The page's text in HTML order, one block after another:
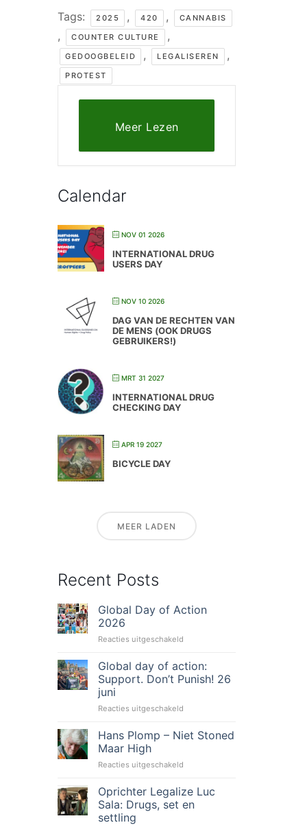
Tags: 2025 , 420 , CANNABIS
, COUNTER CULTURE ,
GEDOOGBELEID , LEGALISEREN ,
PROTEST
Meer Lezen
Calendar
NOV 01 2026
INTERNATIONAL DRUG
USERS DAY
NOV 10 2026
DAG VAN DE RECHTEN VAN
DE MENS (OOK DRUGS
GEBRUIKERS!)
MRT 31 2027
INTERNATIONAL DRUG
CHECKING DAY
APR 19 2027
BICYCLE DAY
MEER LADEN
Recent Posts
Global Day of Action
2026
Reacties uitgeschakeld
Day
of
Action
Global day of action:
Support. Don’t Punish! 26
juni
Reacties uitgeschakeld
day
of
Punish!
26
Hans Plomp – Niet Stoned
Maar High
Reacties uitgeschakeld
Plomp
Niet
Oprichter Legalize Luc
Sala: Drugs, set en
settling